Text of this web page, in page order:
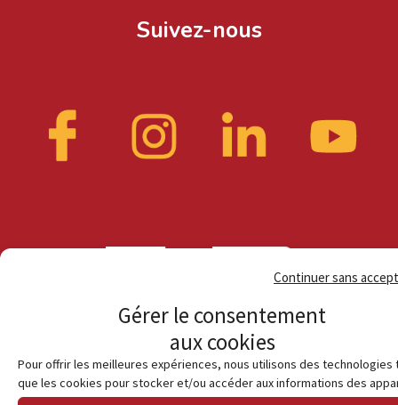
Gérer le consentement
aux cookies
Pour offrir les meilleures expériences, nous utilisons des technologies
que les cookies pour stocker et/ou accéder aux informations des
Continuer sans
Suivez-nous